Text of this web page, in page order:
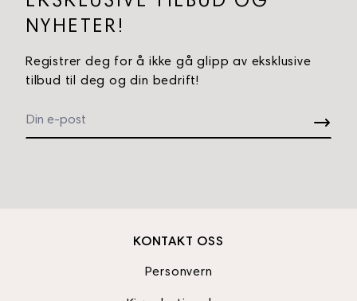
KONTAKT OSS
Personvern
NYHETER!
Registrer deg for å ikke gå glipp av eksklusive
tilbud til deg og din bedrift!